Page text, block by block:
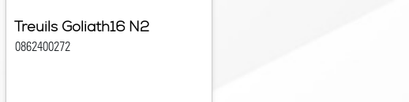
Treuils Goliath16 N2
0862400272